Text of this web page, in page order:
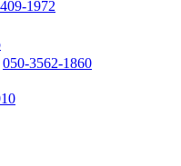
1972
050-3562-1860